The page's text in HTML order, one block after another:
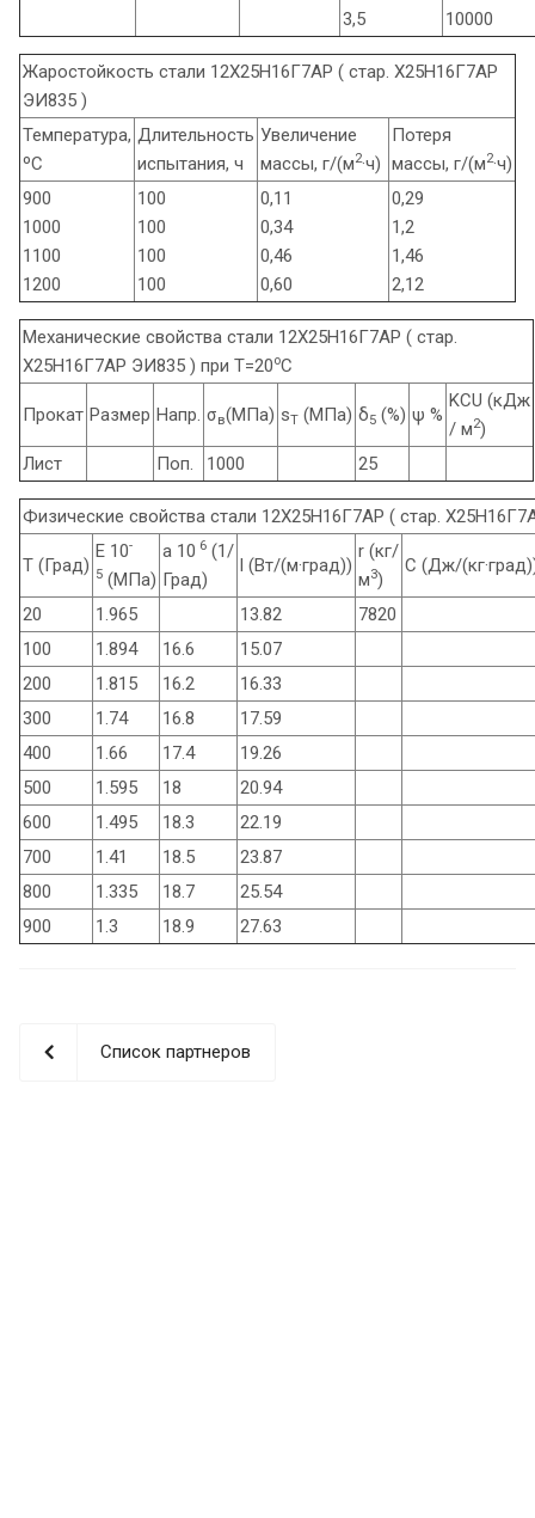
3,5
10000
Жаростойкость стали 12Х25Н16Г7АР ( стар. Х25Н16Г7АР
ЭИ835 )
Температура,
ºС
Длительность
испытания, ч
Увеличение
массы, г/(м2·ч)
Потеря
массы, г/(м2·ч)
900
1000
1100
1200
100
100
100
100
0,11
0,34
0,46
0,60
0,29
1,2
1,46
2,12
Механические свойства стали 12Х25Н16Г7АР ( стар.
Х25Н16Г7АР ЭИ835 ) при Т=20oС
Прокат Размер Напр. σв(МПа) sT (МПа) δ5 (%) ψ %
KCU (кДж
/ м2)
Лист
Поп. 1000 25
Физические свойства стали 12Х25Н16Г7АР ( стар.
T (Град)
E 10-
5 (МПа)
a 10 6 (1/
Град)
l (Вт/(м·град))
r (кг/
м3)
C (Дж/
20 1.965 13.82
7820
100
1.894 16.6
15.07
200
1.815 16.2
16.33
300
1.74 16.8
17.59
400
1.66 17.4
19.26
500
1.595 18
20.94
600
1.495 18.3
22.19
700
1.41 18.5
23.87
800
1.335 18.7
25.54
900
1.3 18.9 27.63
Список партнеров